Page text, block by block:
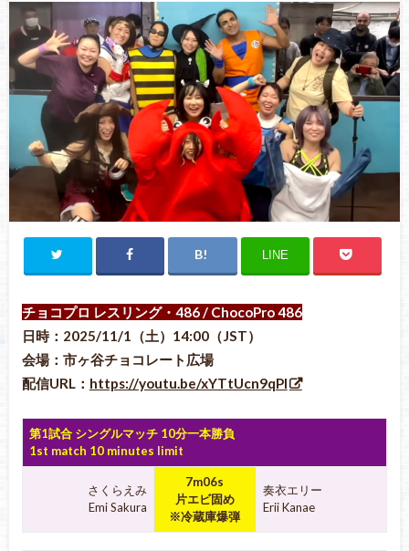
LINE
チョコプロ レスリング・486/ ChocoPro 486
日時：2025/11/1（土）14:00（JST）
会場：市ヶ谷チョコレート広場
配信URL： https://youtu.be/xYTtUcn9qPI
第1試合 シングルマッチ 10分一本勝負
1st match 10 minutes limit
さくらえみ
Emi Sakura
7m06s
片エビ固め
※冷蔵庫爆弾
奏衣エリー
Erii Kanae